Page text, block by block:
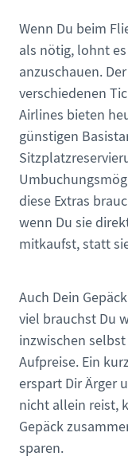
Wenn Du beim
als nötig, lohnt
anzuschauen.
verschiedenen
Airlines bieten
günstigen
diese Extras
wenn Du sie
mitkaufst, statt
Auch Dein
viel brauchst Du
inzwischen
Aufpreise. Ein
erspart Dir Ärger
nicht allein reist,
Gepäck
sparen.